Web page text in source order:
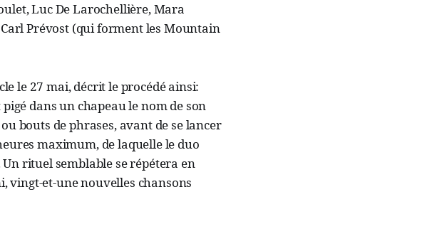
Luc De Larochellière, Mara
Prévost (qui forment les Mountain
le 27 mai, décrit le procédé ainsi:
dans un chapeau le nom de son
bouts de phrases, avant de se lancer
maximum, de laquelle le duo
rituel semblable se répétera en
vingt-et-une nouvelles chansons